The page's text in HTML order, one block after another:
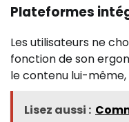
Plateformes
Les utilisateurs ne
fonction de son
le contenu lui-
Lisez aussi :